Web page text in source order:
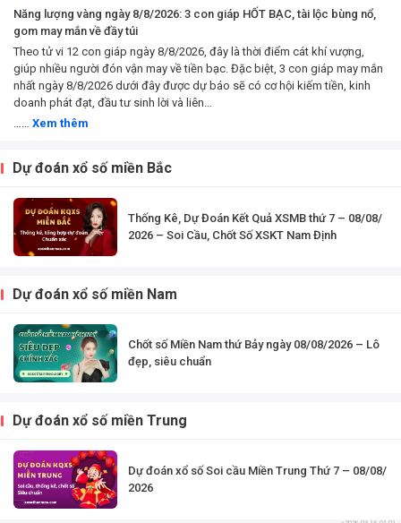
Năng lượng vàng ngày 8/8/2026: 3 con giáp HỐT BẠC, tài lộc bùng nổ,
gom may mắn về đầy túi
Theo tử vi 12 con giáp ngày 8/8/2026, đây là thời điểm cát khí vượng,
giúp nhiều người đón vận may về tiền bạc. Đặc biệt, 3 con giáp may mắn
nhất ngày 8/8/2026 dưới đây được dự báo sẽ có cơ hội kiếm tiền, kinh
doanh phát đạt, đầu tư sinh lời và liên…
Xem thêm
Dự đoán xổ số miền Bắc
Thống Kê, Dự Đoán Kết Quả XSMB thứ 7 – 08/08/
2026 – Soi Cầu, Chốt Số XSKT Nam Định
Dự đoán xổ số miền Nam
Chốt số Miền Nam thứ Bảy ngày 08/08/2026 – Lô
đẹp, siêu chuẩn
Dự đoán xổ số miền Trung
Dự đoán xổ số Soi cầu Miền Trung Thứ 7 – 08/08/
2026